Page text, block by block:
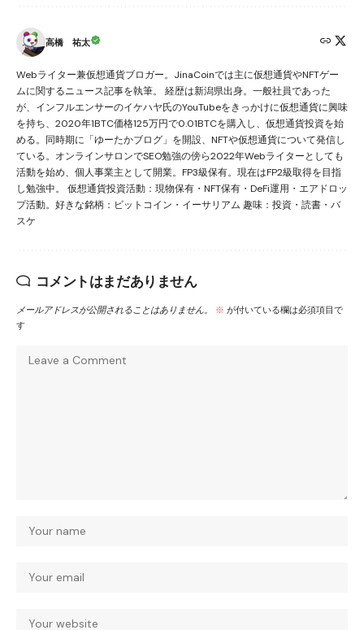
高橋 祐太
Webライター兼仮想通貨ブロガー。JinaCoinでは主に仮想通貨やNFTゲー
ムに関するニュース記事を執筆。 経歴は新潟県出身。一般社員であった
が、インフルエンサーのイケハヤ氏のYouTubeをきっかけに仮想通貨に興味
を持ち、2020年1BTC価格125万円で0.01BTCを購入し、仮想通貨投資を始
める。同時期に「ゆーたかブログ」を開設、NFTや仮想通貨について発信し
ている。オンラインサロンでSEO勉強の傍ら2022年Webライターとしても
活動を始め、個人事業主として開業。FP3級保有。現在はFP2級取得を目指
し勉強中。 仮想通貨投資活動：現物保有・NFT保有・DeFi運用・エアドロッ
プ活動。好きな銘柄：ビットコイン・イーサリアム 趣味：投資・読書・バ
スケ
コメントはまだありません
メールアドレスが公開されることはありません。 ※ が付いている欄は必須項目で
す